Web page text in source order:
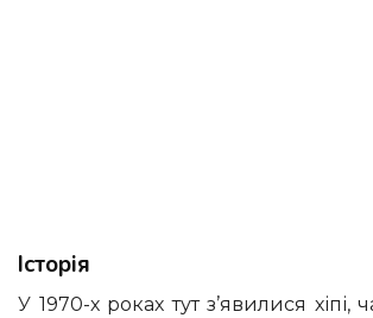
Історія
У 1970-х роках тут з’явилися хіпі, час минав, їхня